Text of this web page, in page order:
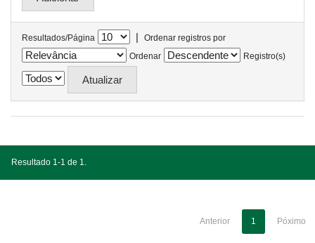
Resultados/Página |
Ordenar registros por
Ordenar
Registro(s)
Resultado 1-1 de 1.
Anterior 1 Póximo